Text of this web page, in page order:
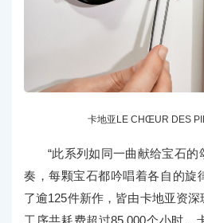
卡地亚LE CHŒUR DES
“此系列如同一曲献给宝石
奏，每颗宝石都吟唱着各自的旋
了逾125件新作，皆由卡地亚资
工序共耗费超过85,000个小时。